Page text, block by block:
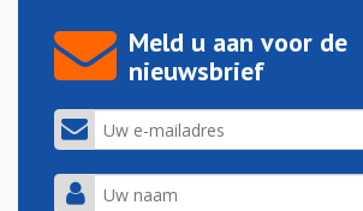
Meld u aan voor de
nieuwsbrief